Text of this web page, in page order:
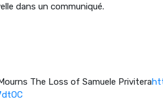
dans un communiqué.
The Loss of Samuele Privitera